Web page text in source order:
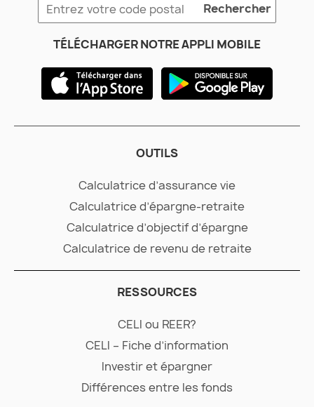
Rechercher
TÉLÉCHARGER NOTRE APPLI MOBILE
OUTILS
Calculatrice d’assurance vie
Calculatrice d’épargne-retraite
Calculatrice d’objectif d’épargne
Calculatrice de revenu de retraite
RESSOURCES
CELI ou REER?
CELI – Fiche d’information
Investir et épargner
Différences entre les fonds